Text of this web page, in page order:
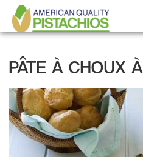
Aller
au
contenu
PÂTE À CHOUX